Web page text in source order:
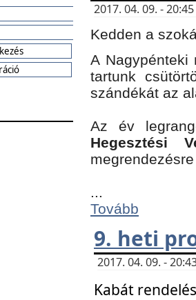
2017. 04. 09. -
Kedden a
A Nagypénteki
tartunk
szándékát az
Az év
Hegesztési
...
Tovább
9. heti
2017. 04. 09. -
Kabát